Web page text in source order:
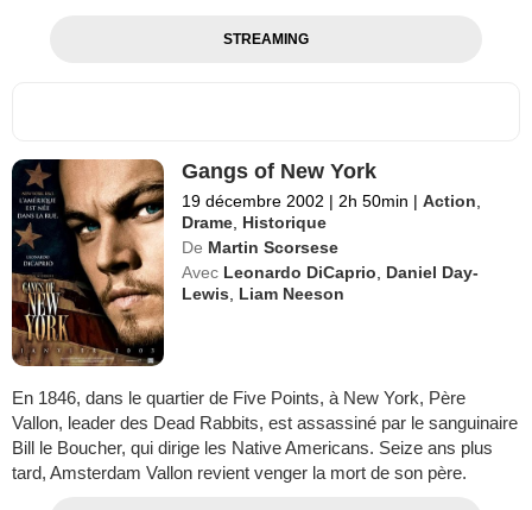
STREAMING
Gangs of New York
19 décembre 2002 | 2h 50min | Action
Drame Historique
De Martin Scorsese
Avec Leonardo DiCaprio
Daniel Day-
Lewis
Liam Neeson
En 1846, dans le quartier de Five Points, à New York, Père
Vallon, leader des Dead Rabbits, est assassiné par le sanguinaire
Bill le Boucher, qui dirige les Native Americans. Seize ans plus
tard, Amsterdam Vallon revient venger la mort de son père.